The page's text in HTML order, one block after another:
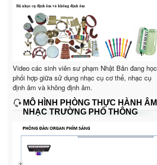
Video các sinh viên sư phạm Nhật Bản đang học
phối hợp giữa sử dụng nhạc cụ cơ thể, nhạc cụ
định âm và không định âm.
MÔ HÌNH PHÒNG THỰC HÀNH ÂM
NHẠC TRƯỜNG PHỔ THÔNG